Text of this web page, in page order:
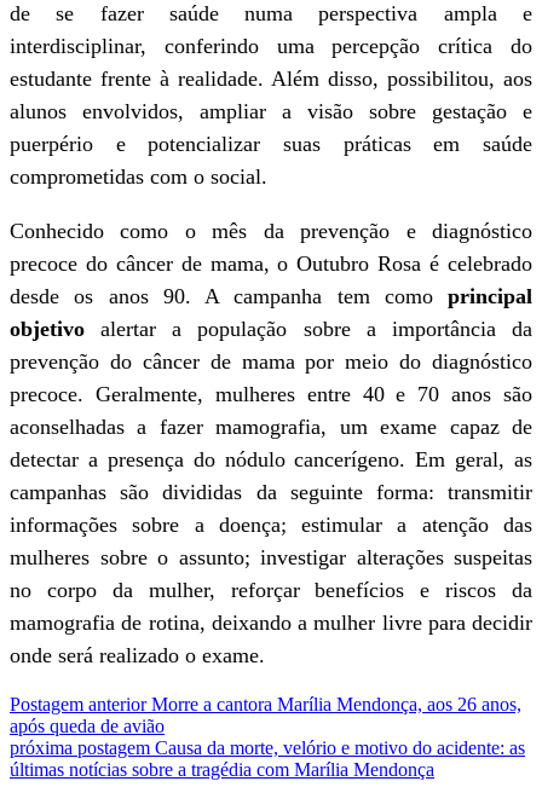
de se fazer saúde numa perspectiva ampla e
interdisciplinar, conferindo uma percepção crítica do
estudante frente à realidade. Além disso, possibilitou, aos
alunos envolvidos, ampliar a visão sobre gestação e
puerpério e potencializar suas práticas em saúde
comprometidas com o social.
Conhecido como o mês da prevenção e diagnóstico
precoce do câncer de mama, o Outubro Rosa é celebrado
desde os anos 90. A campanha tem como principal
objetivo alertar a população sobre a importância da
prevenção do câncer de mama por meio do diagnóstico
precoce. Geralmente, mulheres entre 40 e 70 anos são
aconselhadas a fazer mamografia, um exame capaz de
detectar a presença do nódulo cancerígeno. Em geral, as
campanhas são divididas da seguinte forma: transmitir
informações sobre a doença; estimular a atenção das
mulheres sobre o assunto; investigar alterações suspeitas
no corpo da mulher, reforçar benefícios e riscos da
mamografia de rotina, deixando a mulher livre para decidir
onde será realizado o exame.
Postagem anterior Morre a cantora Marília Mendonça, aos 26 anos,
após queda de avião
próxima postagem Causa da morte, velório e motivo do acidente: as
últimas notícias sobre a tragédia com Marília Mendonça